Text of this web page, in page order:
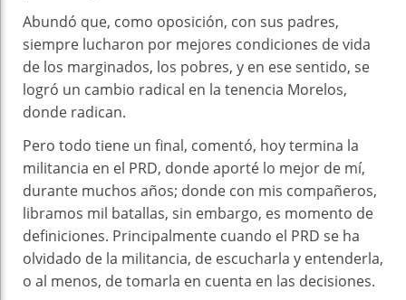
Abundó que, como oposición, con sus padres,
siempre lucharon por mejores condiciones de vida
de los marginados, los pobres, y en ese sentido, se
logró un cambio radical en la tenencia Morelos,
donde radican.
Pero todo tiene un final, comentó, hoy termina la
militancia en el PRD, donde aporté lo mejor de mí,
durante muchos años; donde con mis compañeros,
libramos mil batallas, sin embargo, es momento de
definiciones. Principalmente cuando el PRD se ha
olvidado de la militancia, de escucharla y entenderla,
o al menos, de tomarla en cuenta en las decisiones.